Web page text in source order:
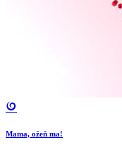
Mama, ožeň ma!